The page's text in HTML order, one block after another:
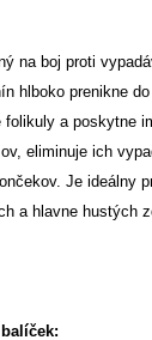
na boj proti
hlboko prenikne
a poskytne
eliminuje ich
Je ideálny
a hlavne hustých